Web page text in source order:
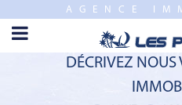
AGENCE
ACCUEIL
DÉCRIVEZ NOUS